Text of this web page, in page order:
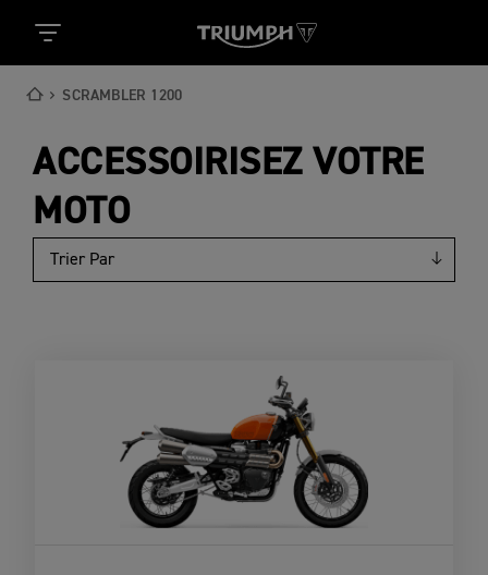
SCRAMBLER 1200
ACCESSOIRISEZ VOTRE
MOTO